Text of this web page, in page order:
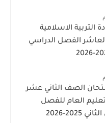
التربية الاسلامية
الفصل الدراسي
الصف الثاني عشر
العام للفصل
2025-2026